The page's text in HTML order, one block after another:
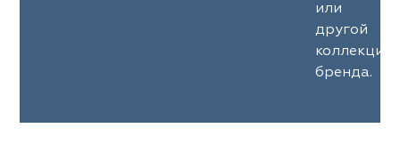
или
другой
коллекции
бренда.